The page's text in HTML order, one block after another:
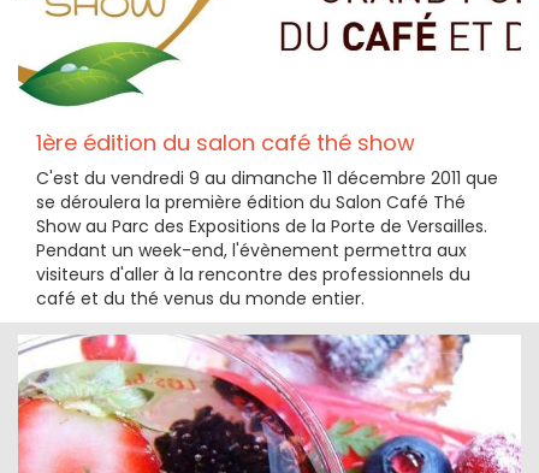
1ère édition du salon café thé show
C'est du vendredi 9 au dimanche 11 décembre 2011 que
se déroulera la première édition du Salon Café Thé
Show au Parc des Expositions de la Porte de Versailles.
Pendant un week-end, l'évènement permettra aux
visiteurs d'aller à la rencontre des professionnels du
café et du thé venus du monde entier.